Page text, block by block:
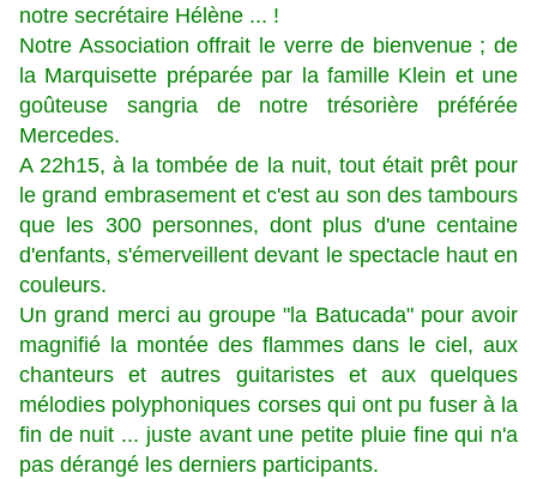
notre secrétaire Hélène ... !
Notre Association offrait le verre de bienvenue ; de
la Marquisette préparée par la famille Klein et une
goûteuse sangria de notre trésorière préférée
Mercedes.
A 22h15, à la tombée de la nuit, tout était prêt pour
le grand embrasement et c'est au son des tambours
que les 300 personnes, dont plus d'une centaine
d'enfants, s'émerveillent devant le spectacle haut en
couleurs.
Un grand merci au groupe "la Batucada" pour avoir
magnifié la montée des flammes dans le ciel, aux
chanteurs et autres guitaristes et aux quelques
mélodies polyphoniques corses qui ont pu fuser à la
fin de nuit ... juste avant une petite pluie fine qui n'a
pas dérangé les derniers participants.